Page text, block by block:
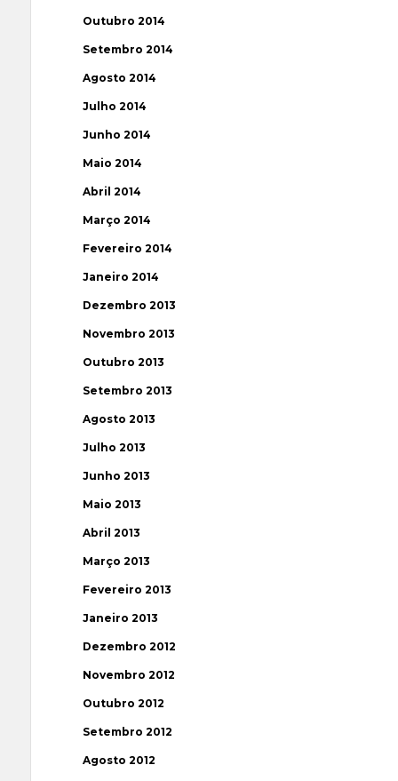
Outubro 2014
Setembro 2014
Agosto 2014
Julho 2014
Junho 2014
Maio 2014
Abril 2014
Março 2014
Fevereiro 2014
Janeiro 2014
Dezembro 2013
Novembro 2013
Outubro 2013
Setembro 2013
Agosto 2013
Julho 2013
Junho 2013
Maio 2013
Abril 2013
Março 2013
Fevereiro 2013
Janeiro 2013
Dezembro 2012
Novembro 2012
Outubro 2012
Setembro 2012
Agosto 2012